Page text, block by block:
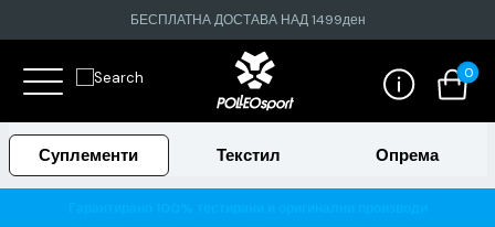
БЕСПЛАТНА ДОСТАВА НАД 1499ден
0
Суплементи Текстил Опрема